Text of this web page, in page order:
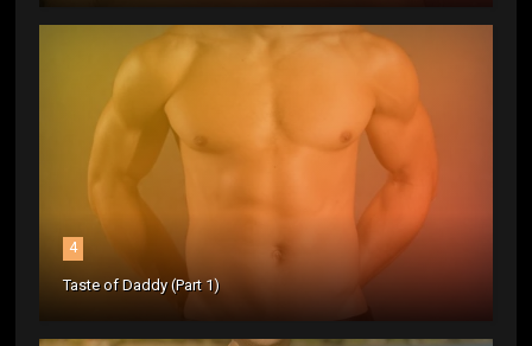
4
Taste of Daddy (Part 1)